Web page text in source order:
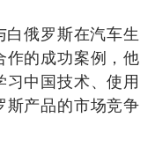
俄罗斯在汽车生
作的成功案例，他
中国技术、使用
斯产品的市场竞争